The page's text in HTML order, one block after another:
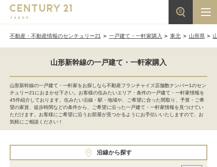
不動産・不動産情報のセンチュリー21 一戸建て・一軒家購入 東北 山形県
山形新幹線の一戸建て・一軒家購入
山形新幹線の一戸建て・一軒家をお探しなら不動産フランチャイズ店舗数ナンバー1のセン
チュリー21におまかせ下さい。お客様の住みたいエリア・条件の一戸建て・一軒家情報を
45件紹介しております。住みたい沿線・駅・地域や、ご希望に合った間取り、予算・ご希
望の家賃、徒歩時間などの条件から、ご希望に沿った一戸建て・一軒家情報を見つけてい
ただけます。お客様にご希望に沿うお部屋が見つかるようにお手伝いいたしますので、お
気軽にご相談ください！
沿線から探す